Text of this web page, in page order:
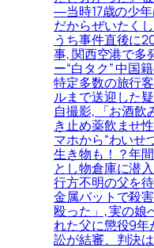
―当時17歳の少
だからぜいたく
うち事件直後に
事, 関西空港で多
ー“白タク” 中国
特定多数の旅行
ルまで送迎した
自撮影, 「お酒飲
き止め薬飲ませ
マホから“わいせ
生き物も！？年
とし物倉庫に潜
行方不明の父を
金属バットで殺
殴った」, 実の娘
れた父に懲役9年
訟が結審、判決